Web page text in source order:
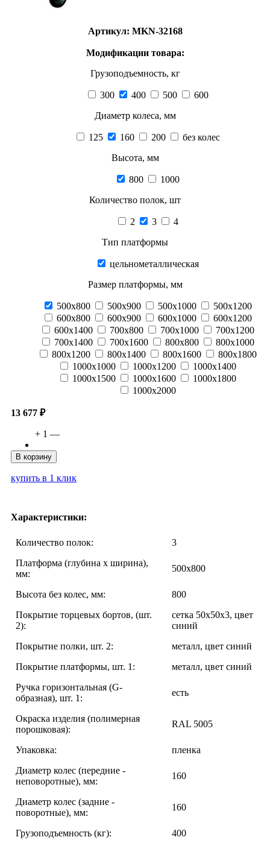
Артикул: MKN-32168
Модификации товара:
Грузоподъемность, кг
300 400 500
600
Диаметр колеса, мм
125 160 200
без колес
Высота, мм
800
1000
Количество полок, шт
2 3
4
Тип платформы
цельнометаллическая
Размер платформы, мм
500х800 500х900 500х1000
500х1200
600х800
600х900 600х1000
600х1200
600х1400
700х800 700х1000
700х1200
700х1400
700х1600 800х800
800х1000
800х1200
800х1400 800х1600
800х1800
1000х1000
1000х1200
1000х1400
1000х1500
1000х1600
1000х1800
1000х2000
13 677 ₽
+ 1 —
В корзину
купить в 1 клик
Характеристики:
Количество полок:
3
Платформа (глубина х ширина),
мм:
500х800
Высота без колес, мм:
800
Покрытие торцевых бортов, (шт.
2):
сетка 50х50х3, цвет
синий
Покрытие полки, шт. 2:
металл, цвет синий
Покрытие платформы, шт. 1:
металл, цвет синий
Ручка горизонтальная (G-
образная), шт. 1:
есть
Окраска изделия (полимерная
порошковая):
RAL 5005
Упаковка:
пленка
Диаметр колес (передние -
неповоротные), мм:
160
Диаметр колес (задние -
поворотные), мм:
160
Грузоподъемность (кг): 400